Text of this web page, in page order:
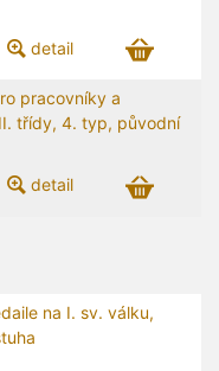
detail
pracovníky a
třídy, 4. typ, původní
detail
na I. sv. válku,